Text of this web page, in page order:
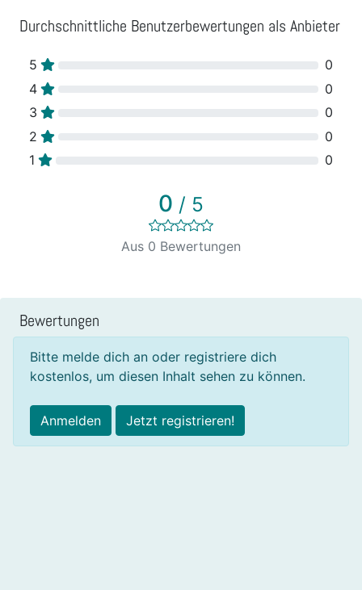
Durchschnittliche Benutzerbewertungen als Anbieter
5
0
4
0
3
0
2
0
1
0
0 / 5
Aus 0 Bewertungen
Bewertungen
Bitte melde dich an oder registriere dich
kostenlos, um diesen Inhalt sehen zu können.
Anmelden Jetzt registrieren!